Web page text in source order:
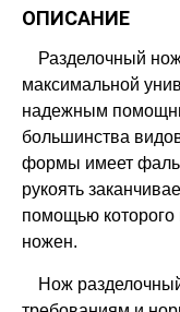
ОПИСАНИЕ
Разделочный
максимальной
надежным
большинства
формы имеет
рукоять
помощью которого
ножен.
Нож